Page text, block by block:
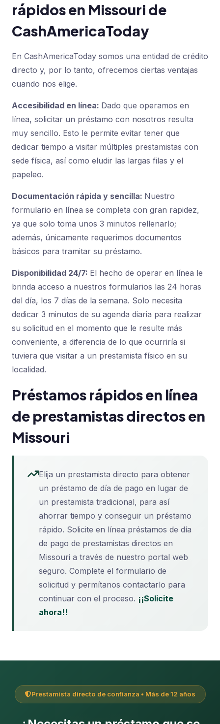
rápidos en Missouri de
CashAmericaToday
En CashAmericaToday somos una entidad de crédito
directo y, por lo tanto, ofrecemos ciertas ventajas
cuando nos elige.
Accesibilidad en línea: Dado que operamos en
línea, solicitar un préstamo con nosotros resulta
muy sencillo. Esto le permite evitar tener que
dedicar tiempo a visitar múltiples prestamistas con
sede física, así como eludir las largas filas y el
papeleo.
Documentación rápida y sencilla: Nuestro
formulario en línea se completa con gran rapidez,
ya que solo toma unos 3 minutos rellenarlo;
además, únicamente requerimos documentos
básicos para tramitar su préstamo.
Disponibilidad 24/7: El hecho de operar en línea le
brinda acceso a nuestros formularios las 24 horas
del día, los 7 días de la semana. Solo necesita
dedicar 3 minutos de su agenda diaria para realizar
su solicitud en el momento que le resulte más
conveniente, a diferencia de lo que ocurriría si
tuviera que visitar a un prestamista físico en su
localidad.
Préstamos rápidos en línea
de prestamistas directos en
Missouri
Elija un prestamista directo para obtener
un préstamo de día de pago en lugar de
un prestamista tradicional, para así
ahorrar tiempo y conseguir un préstamo
rápido. Solicite en línea préstamos de día
de pago de prestamistas directos en
Missouri a través de nuestro portal web
seguro. Complete el formulario de
solicitud y permítanos contactarlo para
continuar con el proceso. ¡¡Solicite
ahora!!
Prestamista directo de confianza • Más de 12 años